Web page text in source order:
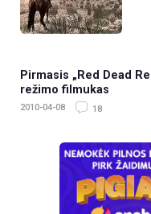
Pirmasis „Red Dead
režimo filmukas
2010-04-08 18